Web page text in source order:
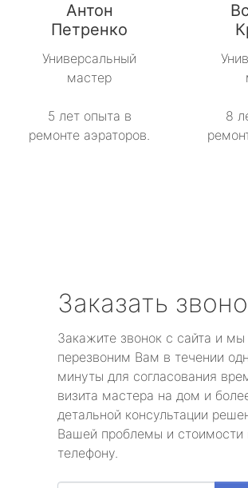
Антон
Петренко
Универсальный
мастер
5 лет опыта в
ремонте аэраторов.
8
Заказать
Закажите звонок с сайта и мы
перезвоним Вам в течении
минуты для согласования
визита мастера на дом и
детальной консультации
Вашей проблемы и стоимости
телефону.